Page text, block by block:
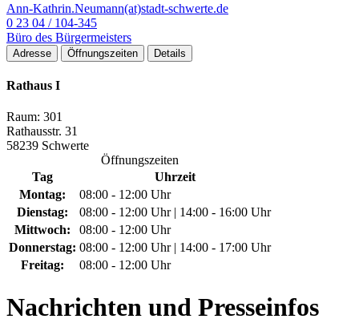
Ann-Kathrin.Neumann(at)stadt-schwerte.de
0 23 04 / 104-345
Büro des Bürgermeisters
Adresse Öffnungszeiten Details
Rathaus I
Raum: 301
Rathausstr. 31
58239 Schwerte
Öffnungszeiten
Tag
Uhrzeit
Montag:
08:00 - 12:00 Uhr
Dienstag:
08:00 - 12:00 Uhr | 14:00 - 16:00 Uhr
Mittwoch:
08:00 - 12:00 Uhr
Donnerstag: 08:00 - 12:00 Uhr | 14:00 - 17:00 Uhr
Freitag:
08:00 - 12:00 Uhr
Nachrichten und Presseinfos